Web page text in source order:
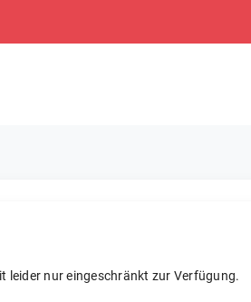
leider nur eingeschränkt zur Verfügung.